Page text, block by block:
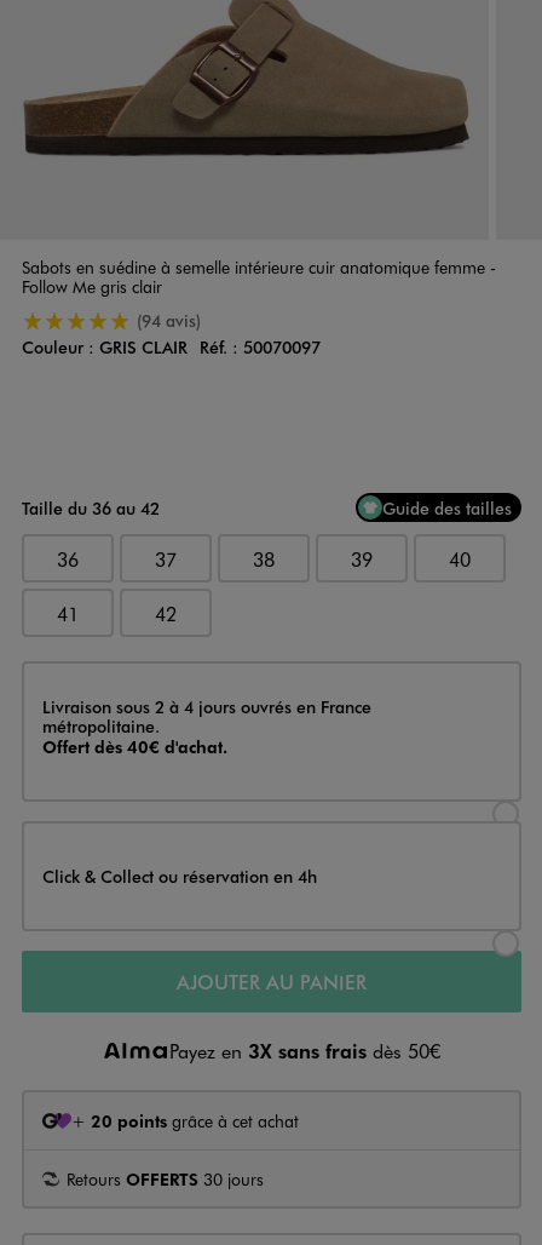
Sabots en suédine à semelle intérieure cuir anatomique femme -
Follow Me gris clair
5/5 de moyenne(94 avis)
Couleur
Couleur : GRIS CLAIR Réf. : 50070097
Taille du 36 au 42 Guide des tailles
36 37 38 39 40
41 42
Livraison
Livraison sous 2 à 4 jours ouvrés en France
métropolitaine.
Offert dès 40€ d'achat.
Click & Collect ou réservation en 4h
AJOUTER AU PANIER
Payez en 3X sans frais dès 50€
+ 20 points grâce à cet achat
Retours OFFERTS 30 jours